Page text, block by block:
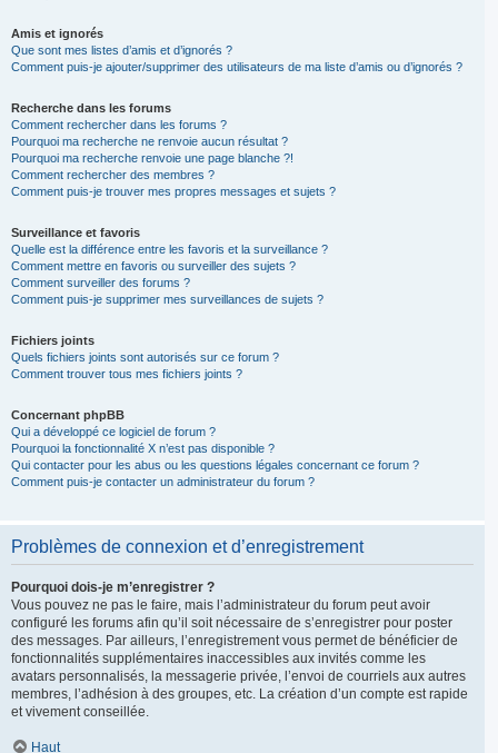
Amis et ignorés
Que sont mes listes d’amis et d’ignorés ?
Comment puis-je ajouter/supprimer des utilisateurs de ma liste d’amis ou d’ignorés ?
Recherche dans les forums
Comment rechercher dans les forums ?
Pourquoi ma recherche ne renvoie aucun résultat ?
Pourquoi ma recherche renvoie une page blanche ?!
Comment rechercher des membres ?
Comment puis-je trouver mes propres messages et sujets ?
Surveillance et favoris
Quelle est la différence entre les favoris et la surveillance ?
Comment mettre en favoris ou surveiller des sujets ?
Comment surveiller des forums ?
Comment puis-je supprimer mes surveillances de sujets ?
Fichiers joints
Quels fichiers joints sont autorisés sur ce forum ?
Comment trouver tous mes fichiers joints ?
Concernant phpBB
Qui a développé ce logiciel de forum ?
Pourquoi la fonctionnalité X n’est pas disponible ?
Qui contacter pour les abus ou les questions légales concernant ce forum ?
Comment puis-je contacter un administrateur du forum ?
Problèmes de connexion et d’enregistrement
Pourquoi dois-je m’enregistrer ?
Vous pouvez ne pas le faire, mais l’administrateur du forum peut avoir
configuré les forums afin qu’il soit nécessaire de s’enregistrer pour poster
des messages. Par ailleurs, l’enregistrement vous permet de bénéficier de
fonctionnalités supplémentaires inaccessibles aux invités comme les
avatars personnalisés, la messagerie privée, l’envoi de courriels aux autres
membres, l’adhésion à des groupes, etc. La création d’un compte est rapide
et vivement conseillée.
Haut